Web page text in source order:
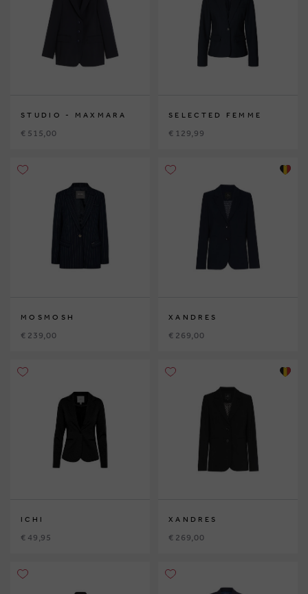
STUDIO - MAXMARA
€ 515,00
SELECTED FEMME
€ 129,99
MOSMOSH
€ 239,00
XANDRES
€ 269,00
ICHI
€ 49,95
XANDRES
€ 269,00